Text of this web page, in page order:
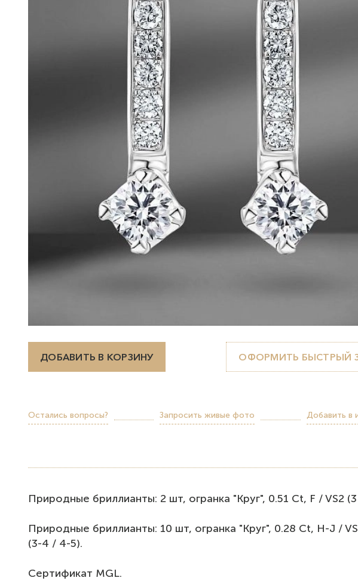
ДОБАВИТЬ В КОРЗИНУ ОФОРМИТЬ БЫСТРЫЙ
Остались вопросы? Запросить живые фото Добавить в
Прирoдные бриллианты: 2 шт, огpaнка "Kруг", 0.51 Ct, F / VS2
Природные бриллианты: 10 шт, огранка "Круг", 0.28 Ct, Н-J /
(3-4 / 4-5).
Сертификат МGL.